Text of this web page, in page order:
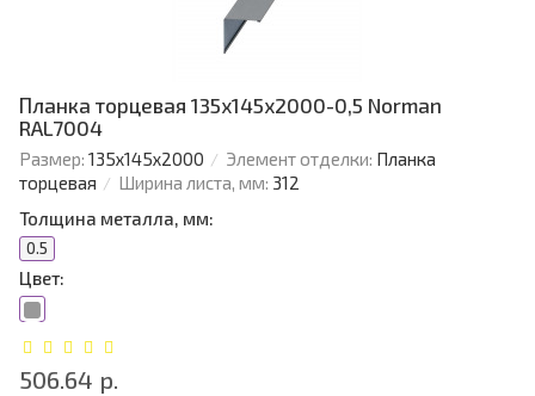
Планка торцевая 135х145х2000-0,5 Norman
RAL7004
Размер: 135х145х2000 Элемент отделки: Планка
торцевая
Ширина листа, мм: 312
Толщина металла, мм:
0.5
Цвет:
506.64 р.